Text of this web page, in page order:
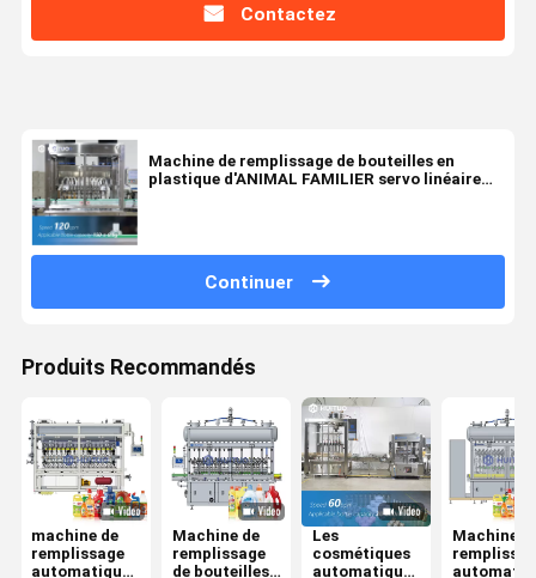
Contactez
Machine de remplissage de bouteilles en
plastique d'ANIMAL FAMILIER servo linéaire
Continuer
Produits Recommandés
machine de
remplissage
automatique
Machine de
remplissage
de bouteilles
Les
cosmétiques
automatiques
Machine